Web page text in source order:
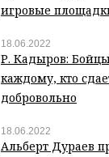
игровые
18.06.2022
Р. Кадыров:
каждому, кто
добровольно
18.06.2022
Альберт Дураев